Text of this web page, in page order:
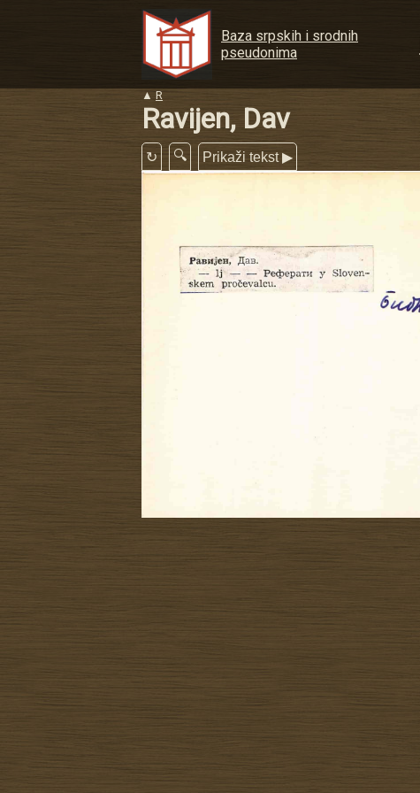
Baza srpskih i srodnih
pseudonima
▲ R
Ravijen, Dav